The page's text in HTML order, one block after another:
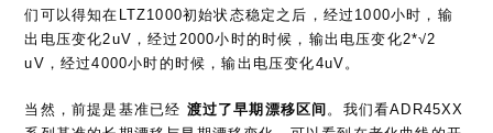
uV，经过4000小时的时候，输出电压变化4uV。
当然，前提是基准已经渡过了早期漂移区间 。我们看ADR45XX
始段，曲线斜率远大于稳定后的曲线斜率，随着时间流逝，曲线